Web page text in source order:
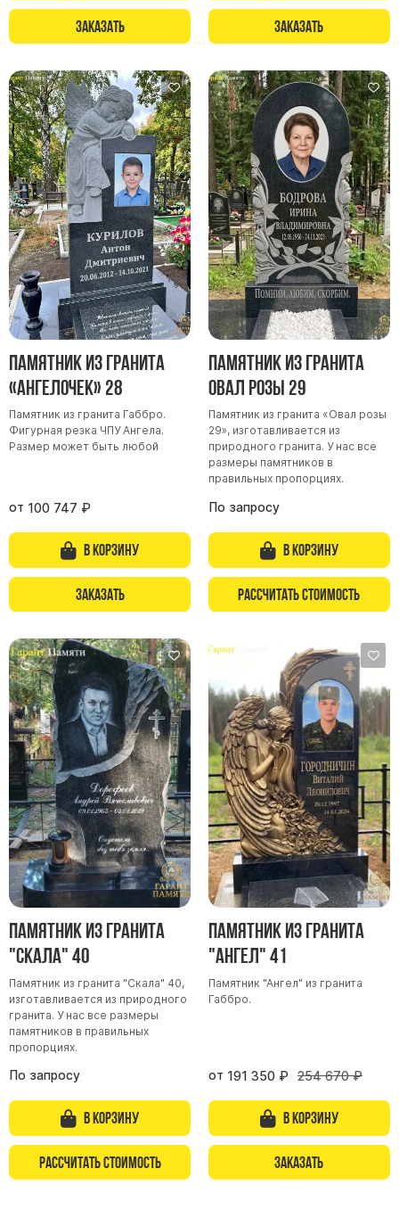
Заказать Заказать
Памятник из гранита
«Ангелочек» 28
Памятник из гранита Габбро.
Фигурная резка ЧПУ Ангела.
Размер может быть любой
от 100 747 ₽
В корзину
Заказать
Памятник из гранита
Овал розы 29
Памятник из гранита «Овал розы
29», изготавливается из
природного гранита. У нас все
размеры памятников в
правильных пропорциях.
По запросу
В корзину
Рассчитать стоимость
Памятник из гранита
"Скала" 40
Памятник из гранита "Скала" 40,
изготавливается из природного
гранита. У нас все размеры
памятников в правильных
пропорциях.
По запросу
В корзину
Рассчитать стоимость
Памятник из гранита
"Ангел" 41
Памятник "Ангел" из гранита
Габбро.
от 191 350 ₽ 254 670 ₽
В корзину
Заказать